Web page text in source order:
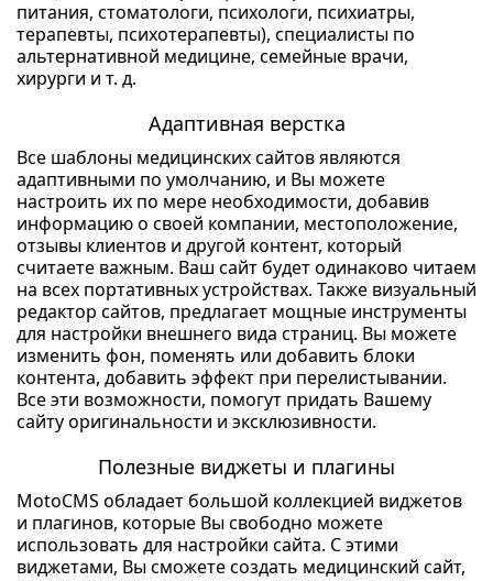
питания, стоматологи, психологи, психиатры,
терапевты, психотерапевты), специалисты по
альтернативной медицине, семейные врачи,
хирурги и т. д.
Адаптивная верстка
Все шаблоны медицинских сайтов являются
адаптивными по умолчанию, и Вы можете
настроить их по мере необходимости, добавив
информацию о своей компании, местоположение,
отзывы клиентов и другой контент, который
считаете важным. Ваш сайт будет одинаково читаем
на всех портативных устройствах. Также визуальный
редактор сайтов, предлагает мощные инструменты
для настройки внешнего вида страниц. Вы можете
изменить фон, поменять или добавить блоки
контента, добавить эффект при перелистывании.
Все эти возможности, помогут придать Вашему
сайту оригинальности и эксклюзивности.
Полезные виджеты и плагины
MotoCMS обладает большой коллекцией виджетов
и плагинов, которые Вы свободно можете
использовать для настройки сайта. С этими
виджетами, Вы сможете создать медицинский сайт,